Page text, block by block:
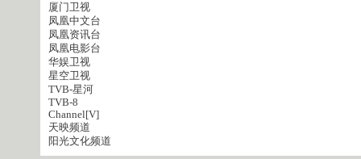
厦门卫视
凤凰中文台
凤凰资讯台
凤凰电影台
华娱卫视
星空卫视
TVB-星河
TVB-8
Channel[V]
天映频道
阳光文化频道